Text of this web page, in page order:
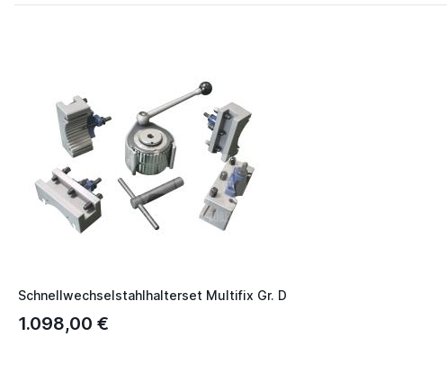
Schnellwechselstahlhalterset Multifix Gr. D
1.098,00 €